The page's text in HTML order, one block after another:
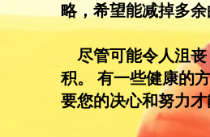
略，希望能减掉多
尽管可能令人沮丧
积。 有一些健康的
要您的决心和努力才